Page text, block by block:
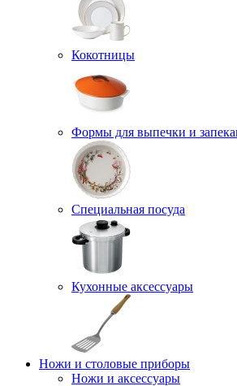
Кокотницы
Формы для выпечки и
Специальная посуда
Кухонные аксессуары
Ножи и столовые приборы
Ножи и аксессуары